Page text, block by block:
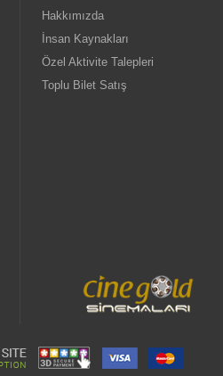
Hakkımızda
İnsan Kaynakları
Özel Aktivite Talepleri
Toplu Bilet Satış